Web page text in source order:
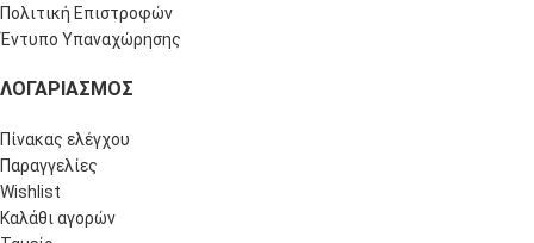
Πολιτική Επιστροφών
Έντυπο Υπαναχώρησης
ΛΟΓΑΡΙΑΣΜΌΣ
Πίνακας ελέγχου
Παραγγελίες
Wishlist
Καλάθι αγορών